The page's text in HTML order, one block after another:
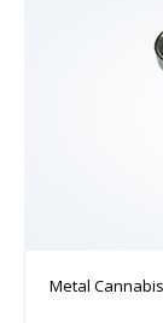
Metal